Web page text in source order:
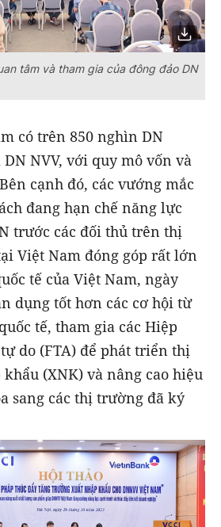
tâm và tham gia của đông đảo DN
có trên 850 nghìn DN
NVV, với quy mô vốn và
cạnh đó, các vướng mắc
đang hạn chế năng lực
trước các đối thủ trên thị
Việt Nam đóng góp rất lớn
tế của Việt Nam, ngày
dụng tốt hơn các cơ hội từ
tế, tham gia các Hiệp
do (FTA) để phát triển thị
(XNK) và nâng cao hiệu
sang các thị trường đã ký